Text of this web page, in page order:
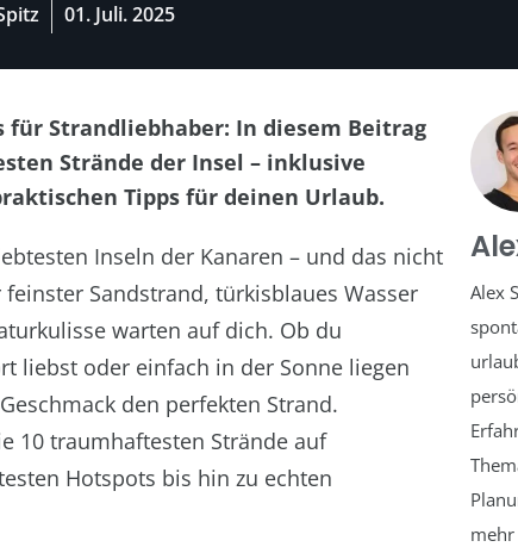
01. Juli. 2025
Strandliebhaber: In diesem Beitrag
Strände der Insel – inklusive
Tipps für deinen Urlaub.
Inseln der Kanaren – und das nicht
Sandstrand, türkisblaues Wasser
warten auf dich. Ob du
liebst oder einfach in der Sonne liegen
den perfekten Strand.
10 traumhaftesten Strände auf
Hotspots bis hin zu echten
Alex
mehr